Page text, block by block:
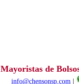
Mayoristas de
info@chensonsp.com